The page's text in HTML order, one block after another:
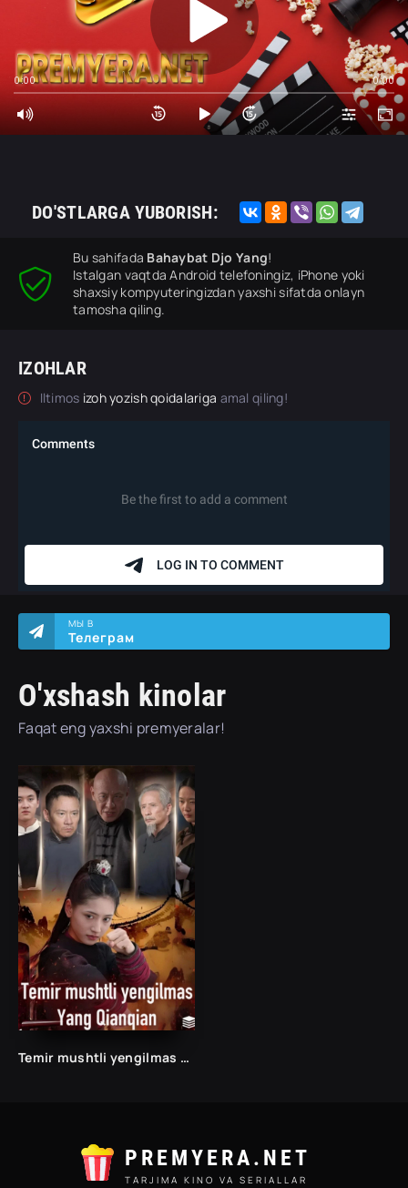
0:00 0:00
DO'STLARGA YUBORISH:
Bu sahifada Bahaybat Djo Yang!
Istalgan vaqtda Android telefoningiz, iPhone yoki
shaxsiy kompyuteringizdan yaxshi sifatda onlayn
tamosha qiling.
IZOHLAR
Iltimos izoh yozish qoidalariga amal qiling!
O'xshash kinolar
Faqat eng yaxshi premyeralar!
МЫ В
Телеграм
Temir mushtli yengilmas yang qianqian 1-2-3-10-20-30-40-50-60-70-75 Qism drama koreya seriali uzbek tilida Barcha qismlar
PREMYERA.NET
TARJIMA KINO VA SERIALLAR